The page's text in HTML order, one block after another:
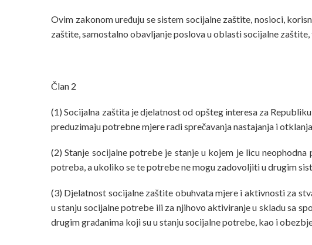
Ovim zakonom uređuju se sistem socijalne zaštite, nosioci,
zaštite, samostalno obavljanje poslova u oblasti socijalne
Član 2
(1) Socijalna zaštita je djelatnost od opšteg interesa za
preduzimaju potrebne mjere radi sprečavanja nastajanja i
(2) Stanje socijalne potrebe je stanje u kojem je licu
potreba, a ukoliko se te potrebe ne mogu zadovoljiti u drugim
(3) Djelatnost socijalne zaštite obuhvata mjere i aktivnosti za
u stanju socijalne potrebe ili za njihovo aktiviranje u skladu sa
drugim građanima koji su u stanju socijalne potrebe, kao i